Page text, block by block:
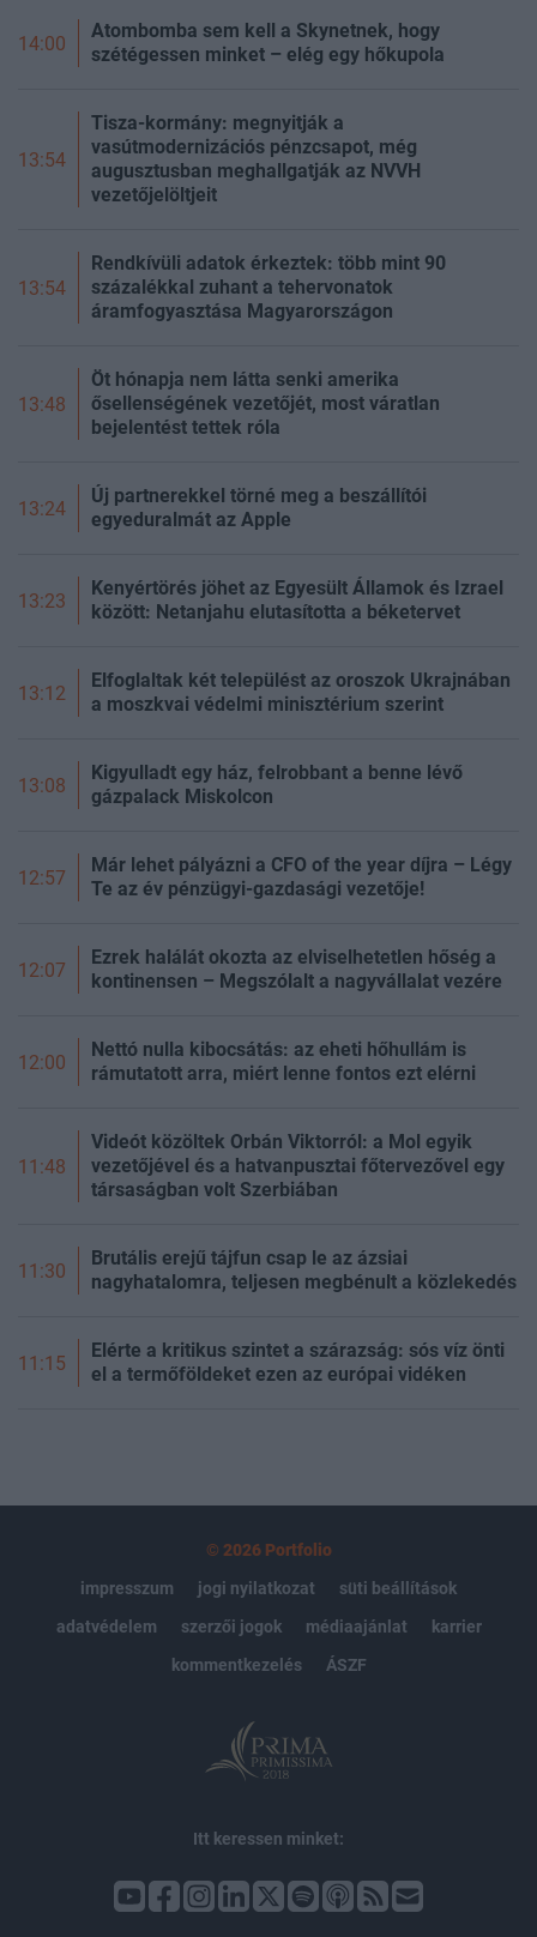
14:00
Atombomba sem kell a Skynetnek, hogy
szétégessen minket – elég egy hőkupola
13:54
Tisza-kormány: megnyitják a
vasútmodernizációs pénzcsapot, még
augusztusban meghallgatják az NVVH
vezetőjelöltjeit
13:54
Rendkívüli adatok érkeztek: több mint 90
százalékkal zuhant a tehervonatok
áramfogyasztása Magyarországon
13:48
Öt hónapja nem látta senki amerika
ősellenségének vezetőjét, most váratlan
bejelentést tettek róla
13:24
Új partnerekkel törné meg a beszállítói
egyeduralmát az Apple
13:23
Kenyértörés jöhet az Egyesült Államok és Izrael
között: Netanjahu elutasította a béketervet
13:12
Elfoglaltak két települést az oroszok Ukrajnában
a moszkvai védelmi minisztérium szerint
13:08
Kigyulladt egy ház, felrobbant a benne lévő
gázpalack Miskolcon
12:57
Már lehet pályázni a CFO of the year díjra – Légy
Te az év pénzügyi-gazdasági vezetője!
12:07
Ezrek halálát okozta az elviselhetetlen hőség a
kontinensen – Megszólalt a nagyvállalat vezére
12:00
Nettó nulla kibocsátás: az eheti hőhullám is
rámutatott arra, miért lenne fontos ezt elérni
11:48
Videót közöltek Orbán Viktorról: a Mol egyik
vezetőjével és a hatvanpusztai főtervezővel egy
társaságban volt Szerbiában
11:30
Brutális erejű tájfun csap le az ázsiai
nagyhatalomra, teljesen megbénult a közlekedés
11:15
Elérte a kritikus szintet a szárazság: sós víz önti
el a termőföldeket ezen az európai vidéken
© 2026 Portfolio
impresszum
jogi nyilatkozat
süti beállítások
adatvédelem
szerzői jogok médiaajánlat
karrier
kommentkezelés
ÁSZF
Itt keressen minket: